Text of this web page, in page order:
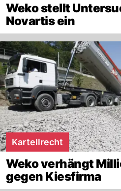
Weko stellt
Novartis ein
Kartellrecht
Weko verhängt
gegen Kiesfirma